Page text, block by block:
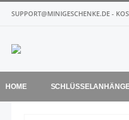
SUPPORT@MINIGESCHENKE.DE -
HOME